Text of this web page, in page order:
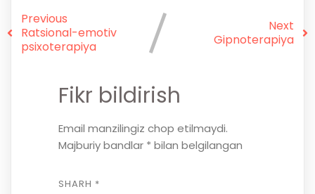
Previous
Ratsional-emotiv
psixoterapiya
Next
Gipnoterapiya
Fikr bildirish
Email manzilingiz chop etilmaydi.
Majburiy bandlar * bilan belgilangan
SHARH *